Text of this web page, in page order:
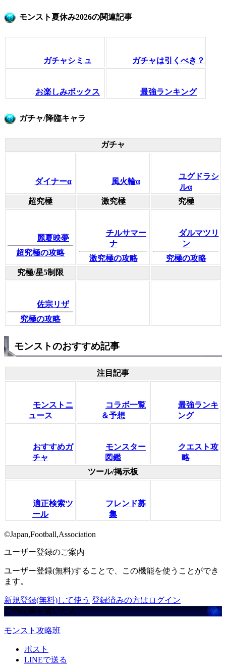
モンスト夏休み2026の関連記事
ガチャシミュ ガチャは引くべき？
お楽しみボックス 最強ランキング
ガチャ/降臨キャラ
ガチャ
ダイナーα 風火輪α
ユグドラシ
ルα
超究極
激究極 究極
麗夏映夢
超究極の攻略
チルサマー
ナ
激究極の攻略
ダルマツリ
ン
究極の攻略
究極/星5制限
佐宗リザ
究極の攻略
モンストのおすすめ記事
注目記事
モンストニ
ュース
コラボ一覧
＆予想
最強ランキ
ング
おすすめガ
チャ
モンスター
図鑑
クエスト攻
略
ツール/掲示板
適正検索ツ
ール
フレンド募
集
©Japan,Football,Association
ユーザー登録のご案内
ユーザー登録(無料)することで、この機能を使うことができ
ます。
新規登録(無料)して使う 登録済みの方はログイン
この記事を書いた人
モンスト攻略班
ポスト
LINEで送る